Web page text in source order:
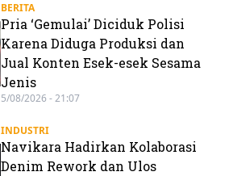
BERITA
Pria ‘Gemulai’ Diciduk Polisi
Karena Diduga Produksi dan
Jual Konten Esek-esek Sesama
Jenis
5/08/2026 - 21:07
INDUSTRI
Navikara Hadirkan Kolaborasi
Denim Rework dan Ulos